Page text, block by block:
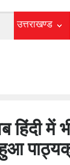
उत्तराखण्ड
हिंदी